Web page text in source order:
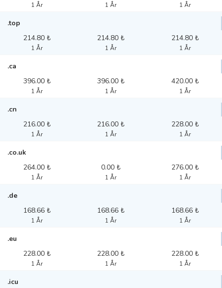
1 År 1 År 1 År
.top
214.80 ₺
1 År
214.80 ₺
1 År
214.80 ₺
1 År
.ca
396.00 ₺
1 År
396.00 ₺
1 År
420.00 ₺
1 År
.cn
216.00 ₺
1 År
216.00 ₺
1 År
228.00 ₺
1 År
.co.uk
264.00 ₺
1 År
0.00 ₺
1 År
276.00 ₺
1 År
.de
168.66 ₺
1 År
168.66 ₺
1 År
168.66 ₺
1 År
.eu
228.00 ₺
1 År
228.00 ₺
1 År
228.00 ₺
1 År
.icu